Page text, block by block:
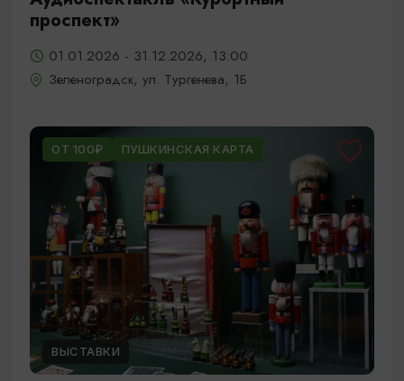
проспект»
01.01.2026 - 31.12.2026, 13:00
Зеленоградск, ул. Тургенева, 1Б
ОТ 100₽ ПУШКИНСКАЯ КАРТА
ВЫСТАВКИ